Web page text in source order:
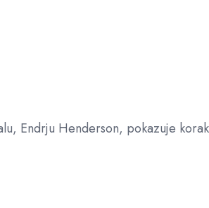
Endrju Henderson, pokazuje